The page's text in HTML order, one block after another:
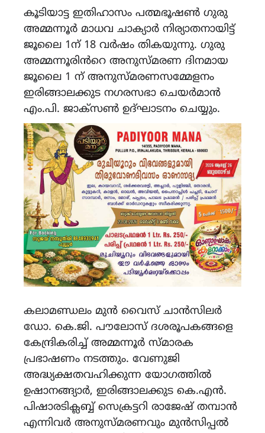
കൂടിയാട്ട ഇതിഹാസം പത്മഭൂഷൺ ഗുരു
അമ്മന്നൂർ മാധവ ചാക്യാർ നിര്യാതനായിട്ട്
ജൂലൈ 1ന് 18 വർഷം തികയുന്നു. ഗുരു
അമ്മന്നൂരിൻറെ അനുസ്മ‌രണ ദിനമായ
ജൂലൈ 1 ന് അനുസ്‌മരണസമ്മേളനം
ഇരിങ്ങാലക്കുട നഗരസഭാ ചെയർമാൻ
എം.പി. ജാക്‌സൺ ഉദ്ഘാടനം ചെയ്യും.
കലാമണ്ഡലം മുൻ വൈസ് ചാൻസിലർ
ഡോ. കെ.ജി. പൗലോസ് ദശരൂപകങ്ങളെ
കേന്ദ്രികരിച്ച് അമ്മന്നൂർ സ്‌മാരക
പ്രഭാഷണം നടത്തും. വേണുജി
അദ്ധ്യക്ഷതവഹിക്കുന്ന യോഗത്തിൽ
ഉഷാനങ്ങ്യാർ, ഇരിങ്ങാലക്കുട കെ.എൻ.
പിഷാരടിക്ലബ്ബ് സെക്രട്ടറി രാജേഷ് തമ്പാൻ
എന്നിവർ അനുസ്‌മരണവും മുൻസിപ്പൽ